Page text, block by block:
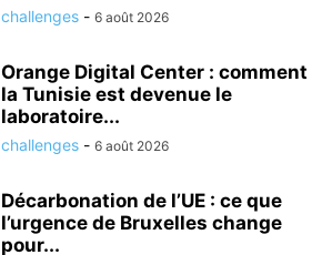
challenges - 6 août 2026
Orange Digital Center : comment
la Tunisie est devenue le
laboratoire...
challenges - 6 août 2026
Décarbonation de l’UE : ce que
l’urgence de Bruxelles change
pour...